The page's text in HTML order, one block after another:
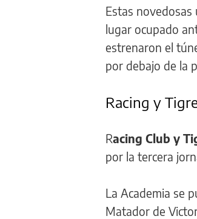
Estas
lugar ocupado
estrenaron el
por debajo de la
Racing y
Racing Club y
por la tercera
La Academia se
Matador de